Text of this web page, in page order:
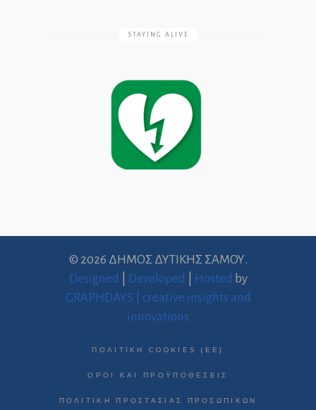
STAYING ALIVE
© 2026 ΔΗΜΟΣ ΔΥΤΙΚΗΣ ΣΑΜΟΥ.
Designed
Developed Hosted by
GRAPHDAYS | creative insights and
innovations
ΠΟΛΙΤΙΚΉ COOKIES (ΕΕ)
ΌΡΟΙ ΚΑΙ ΠΡΟΫΠΟΘΈΣΕΙΣ
ΠΟΛΙΤΙΚΉ ΠΡΟΣΤΑΣΊΑΣ ΠΡΟΣΩΠΙΚΏΝ